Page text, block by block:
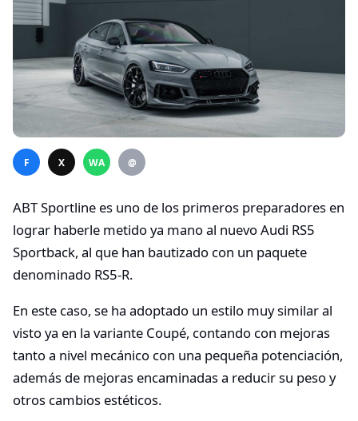
F X WA @
ABT Sportline es uno de los primeros preparadores en
lograr haberle metido ya mano al nuevo Audi RS5
Sportback, al que han bautizado con un paquete
denominado RS5-R.
En este caso, se ha adoptado un estilo muy similar al
visto ya en la variante Coupé, contando con mejoras
tanto a nivel mecánico con una pequeña potenciación,
además de mejoras encaminadas a reducir su peso y
otros cambios estéticos.